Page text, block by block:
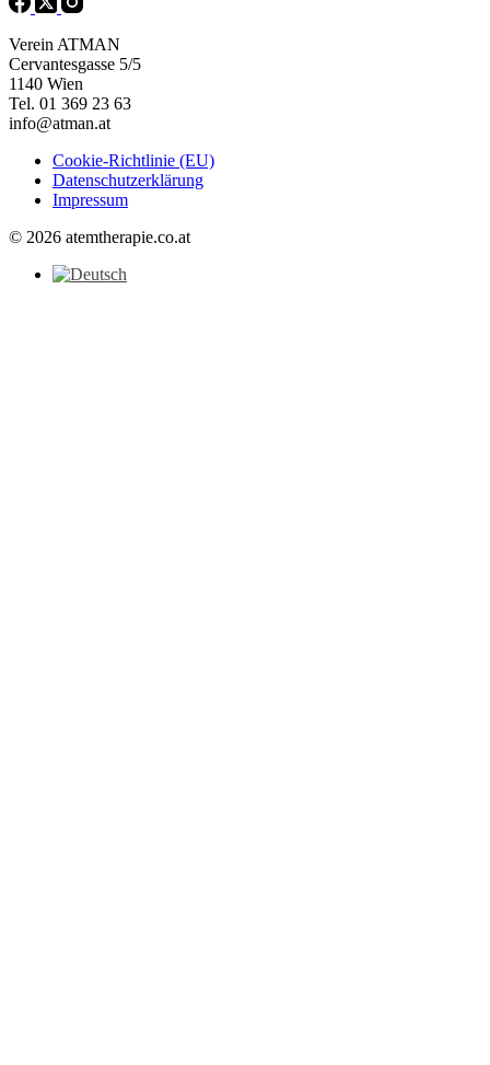
Verein ATMAN
Cervantesgasse 5/5
1140 Wien
Tel. 01 369 23 63
info@atman.at
Cookie-Richtlinie (EU)
Datenschutzerklärung
Impressum
© 2026 atemtherapie.co.at